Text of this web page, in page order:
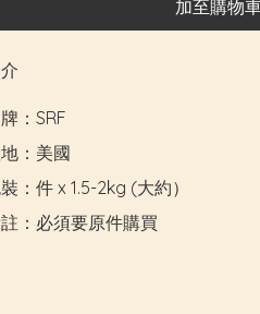
加至購物
：SRF
：美國
：件 x 1.5-2kg (大約）
：必須要原件購買